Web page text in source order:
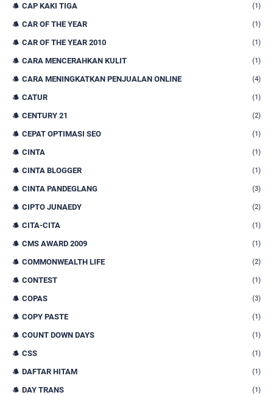
CAP KAKI TIGA (1)
CAR OF THE YEAR (1)
CAR OF THE YEAR 2010 (1)
CARA MENCERAHKAN KULIT (1)
CARA MENINGKATKAN PENJUALAN ONLINE (4)
CATUR (1)
CENTURY 21 (2)
CEPAT OPTIMASI SEO (1)
CINTA (1)
CINTA BLOGGER (1)
CINTA PANDEGLANG (3)
CIPTO JUNAEDY (2)
CITA-CITA (1)
CMS AWARD 2009 (1)
COMMONWEALTH LIFE (2)
CONTEST (1)
COPAS (3)
COPY PASTE (1)
COUNT DOWN DAYS (1)
CSS (1)
DAFTAR HITAM (1)
DAY TRANS (1)